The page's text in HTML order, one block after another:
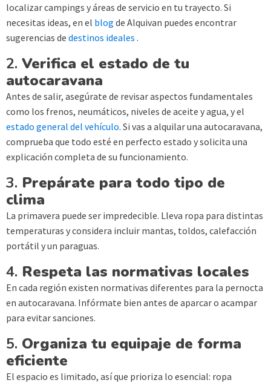
localizar campings y áreas de servicio en tu trayecto. Si
necesitas ideas, en el blog de Alquivan puedes encontrar
sugerencias de destinos ideales .
2. Verifica el estado de tu
autocaravana
Antes de salir, asegúrate de revisar aspectos fundamentales
como los frenos, neumáticos, niveles de aceite y agua, y el
estado general del vehículo. Si vas a alquilar una autocaravana,
comprueba que todo esté en perfecto estado y solicita una
explicación completa de su funcionamiento.
3. Prepárate para todo tipo de
clima
La primavera puede ser impredecible. Lleva ropa para distintas
temperaturas y considera incluir mantas, toldos, calefacción
portátil y un paraguas.
4. Respeta las normativas locales
En cada región existen normativas diferentes para la pernocta
en autocaravana. Infórmate bien antes de aparcar o acampar
para evitar sanciones.
5. Organiza tu equipaje de forma
eficiente
El espacio es limitado, así que prioriza lo esencial: ropa